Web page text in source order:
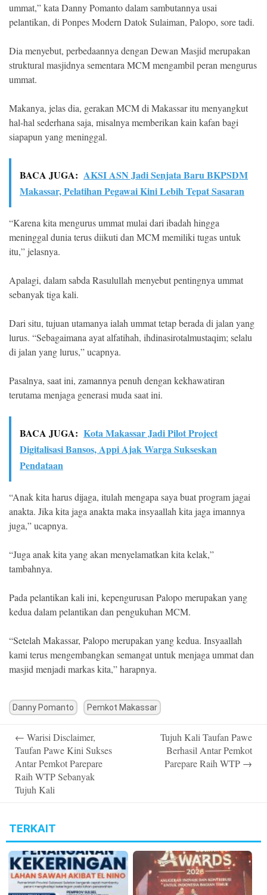
©
Copyright
2026
All
Reserved
ummat,” kata Danny Pomanto dalam sambutannya usai
pelantikan, di Ponpes Modern Datok Sulaiman, Palopo, sore tadi.
Dia menyebut, perbedaannya dengan Dewan Masjid merupakan
struktural masjidnya sementara MCM mengambil peran mengurus
ummat.
Makanya, jelas dia, gerakan MCM di Makassar itu menyangkut
hal-hal sederhana saja, misalnya memberikan kain kafan bagi
siapapun yang meninggal.
BACA JUGA: AKSI ASN Jadi Senjata Baru BKPSDM
Makassar, Pelatihan Pegawai Kini Lebih Tepat Sasaran
“Karena kita mengurus ummat mulai dari ibadah hingga
meninggal dunia terus diikuti dan MCM memiliki tugas untuk
itu,” jelasnya.
Apalagi, dalam sabda Rasulullah menyebut pentingnya ummat
sebanyak tiga kali.
Dari situ, tujuan utamanya ialah ummat tetap berada di jalan yang
lurus. “Sebagaimana ayat alfatihah, ihdinasirotalmustaqim; selalu
di jalan yang lurus,” ucapnya.
Pasalnya, saat ini, zamannya penuh dengan kekhawatiran
terutama menjaga generasi muda saat ini.
BACA JUGA: Kota Makassar Jadi Pilot Project
Digitalisasi Bansos, Appi Ajak Warga Sukseskan
Pendataan
“Anak kita harus dijaga, itulah mengapa saya buat program jagai
anakta. Jika kita jaga anakta maka insyaallah kita jaga imannya
juga,” ucapnya.
“Juga anak kita yang akan menyelamatkan kita kelak,”
tambahnya.
Pada pelantikan kali ini, kepengurusan Palopo merupakan yang
kedua dalam pelantikan dan pengukuhan MCM.
“Setelah Makassar, Palopo merupakan yang kedua. Insyaallah
kami terus mengembangkan semangat untuk menjaga ummat dan
masjid menjadi markas kita,” harapnya.
Danny Pomanto Pemkot Makassar
navigation
← Warisi Disclaimer,
Taufan Pawe Kini Sukses
Antar Pemkot Parepare
Raih WTP Sebanyak
Tujuh Kali
Tujuh Kali Taufan Pawe
Berhasil Antar Pemkot
Parepare Raih WTP →
TERKAIT